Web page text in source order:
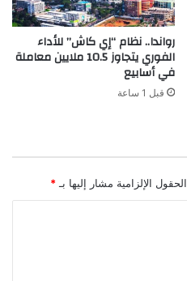
رواندا.. نظام “إي كاش” للأداء
الفوري يتجاوز 10.5 ملايين معاملة
في أسابيع
قبل 1 ساعة
الحقول الإلزامية مشار إليها بـ *